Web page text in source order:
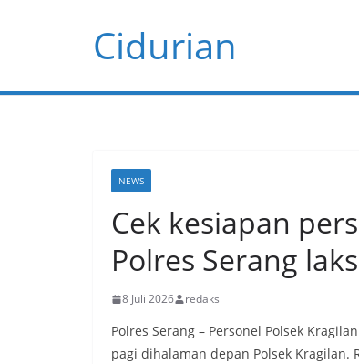
Cidurian
NEWS
Cek kesiapan
Polres Serang
8 Juli 2026 redaksi
Polres Serang – Personel Polsek
pagi dihalaman depan Polsek Kragilan.